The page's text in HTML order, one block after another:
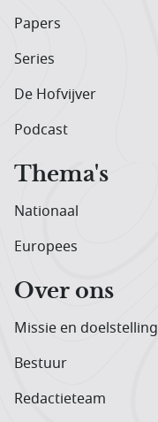
Papers
Series
De Hofvijver
Podcast
Thema's
Nationaal
Europees
Over ons
Missie en doelstelling
Bestuur
Redactieteam